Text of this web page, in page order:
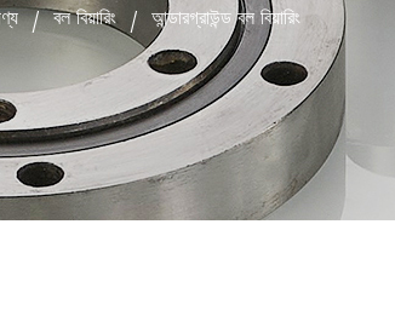
/বল বিয়ারিং / আন্ডারগ্রাউন্ড বল বিয়ারিং